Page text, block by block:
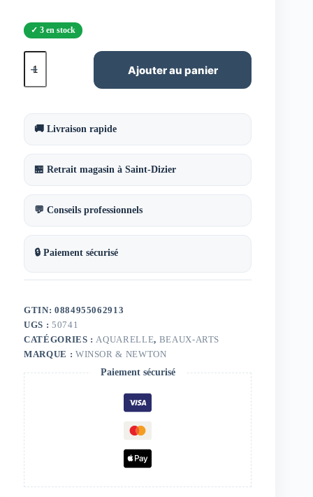
3 en stock
quantité
de
orange
sans
cadmium
14ml
W&N
série
4
Ajouter au panier
🚚 Livraison rapide
🏪 Retrait magasin à Saint-Dizier
💬 Conseils professionnels
🔒 Paiement sécurisé
GTIN: 0884955062913
UGS : 50741
CATÉGORIES :AQUARELLE, BEAUX-ARTS
MARQUE : WINSOR & NEWTON
Paiement sécurisé